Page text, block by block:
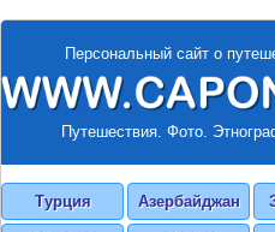
Персональный сайт о
Путешествия. Фото.
Турция Азербайджан